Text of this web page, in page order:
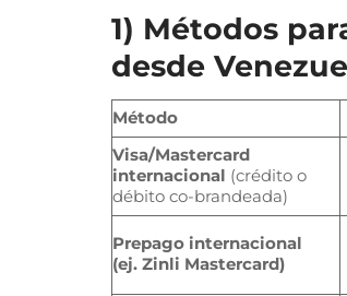
1) Métodos
desde
Método
Visa/Mastercard
internacional (crédito o
débito co-brandeada)
Prepago internacional
(ej. Zinli Mastercard)